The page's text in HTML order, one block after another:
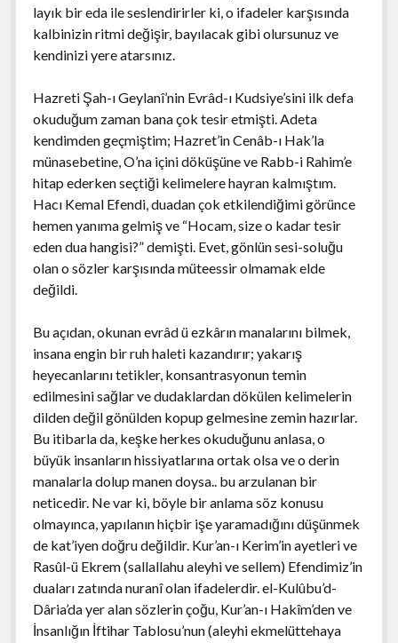
layık bir eda ile seslendirirler ki, o ifadeler karşısında
kalbinizin ritmi değişir, bayılacak gibi olursunuz ve
kendinizi yere atarsınız.
Hazreti Şah-ı Geylanî’nin Evrâd-ı Kudsiye’sini ilk defa
okuduğum zaman bana çok tesir etmişti. Adeta
kendimden geçmiştim; Hazret’in Cenâb-ı Hak’la
münasebetine, O’na içini döküşüne ve Rabb-i Rahim’e
hitap ederken seçtiği kelimelere hayran kalmıştım.
Hacı Kemal Efendi, duadan çok etkilendiğimi görünce
hemen yanıma gelmiş ve “Hocam, size o kadar tesir
eden dua hangisi?” demişti. Evet, gönlün sesi-soluğu
olan o sözler karşısında müteessir olmamak elde
değildi.
Bu açıdan, okunan evrâd ü ezkârın manalarını bilmek,
insana engin bir ruh haleti kazandırır; yakarış
heyecanlarını tetikler, konsantrasyonun temin
edilmesini sağlar ve dudaklardan dökülen kelimelerin
dilden değil gönülden kopup gelmesine zemin hazırlar.
Bu itibarla da, keşke herkes okuduğunu anlasa, o
büyük insanların hissiyatlarına ortak olsa ve o derin
manalarla dolup manen doysa.. bu arzulanan bir
neticedir. Ne var ki, böyle bir anlama söz konusu
olmayınca, yapılanın hiçbir işe yaramadığını düşünmek
de kat’iyen doğru değildir. Kur’an-ı Kerim’in ayetleri ve
Rasûl-ü Ekrem (sallallahu aleyhi ve sellem) Efendimiz’in
duaları zatında nuranî olan ifadelerdir. el-Kulûbu’d-
Dâria’da yer alan sözlerin çoğu, Kur’an-ı Hakîm’den ve
İnsanlığın İftihar Tablosu’nun (aleyhi ekmelüttehaya